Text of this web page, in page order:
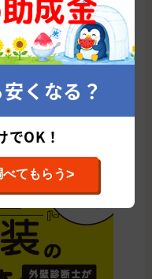
那郡
北佐久郡
塩尻市 伊那市 諏訪市
東御市 岡谷市 須坂市
郡 東筑摩郡 埴科郡
くなる？
でOK！
てもらう>